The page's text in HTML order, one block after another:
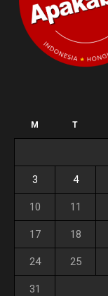
M T
3 4
10 11
17 18
24 25
31